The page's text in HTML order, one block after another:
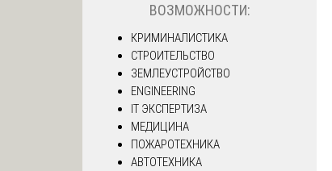
ВОЗМОЖНОСТИ:
КРИМИНАЛИСТИКА
СТРОИТЕЛЬСТВО
ЗЕМЛЕУСТРОЙСТВО
ENGINEERING
IT ЭКСПЕРТИЗА
МЕДИЦИНА
ПОЖАРОТЕХНИКА
АВТОТЕХНИКА